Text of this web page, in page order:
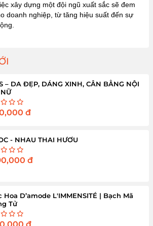
xây dựng một đội ngũ xuất sắc sẽ đem
doanh nghiệp, từ tăng hiệu suất đến sự
– DA ĐẸP, DÁNG XINH, CÂN BẰNG NỘI
đ
- NHAU THAI HƯƠU
đ
Hoa D’amode L'IMMENSITÉ | Bạch Mã
Tử